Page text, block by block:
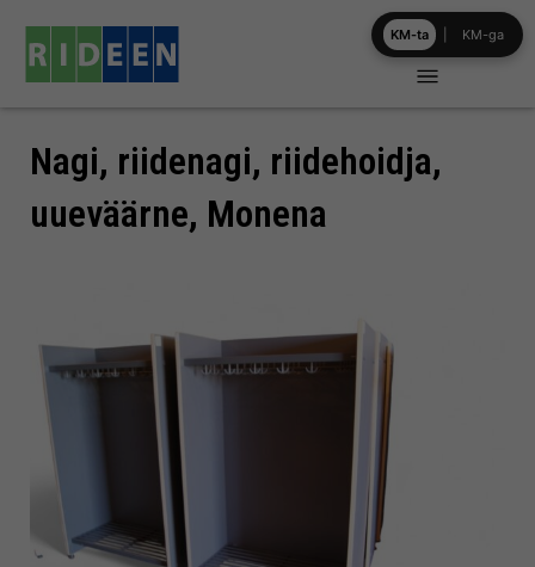
content
Nagi, riidenagi, riidehoidja,
uueväärne, Monena
KM-ta KM-ga